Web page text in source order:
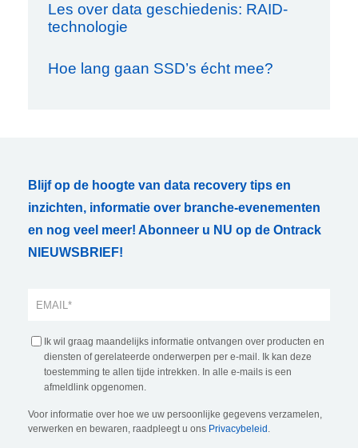
Les over data geschiedenis: RAID-
technologie
Hoe lang gaan SSD’s écht mee?
Blijf op de hoogte van data recovery tips en
inzichten, informatie over branche-evenementen
en nog veel meer! Abonneer u NU op de Ontrack
NIEUWSBRIEF!
Ik wil graag maandelijks informatie ontvangen over producten en
diensten of gerelateerde onderwerpen per e-mail. Ik kan deze
toestemming te allen tijde intrekken. In alle e-mails is een
afmeldlink opgenomen.
Voor informatie over hoe we uw persoonlijke gegevens verzamelen,
verwerken en bewaren, raadpleegt u ons Privacybeleid .